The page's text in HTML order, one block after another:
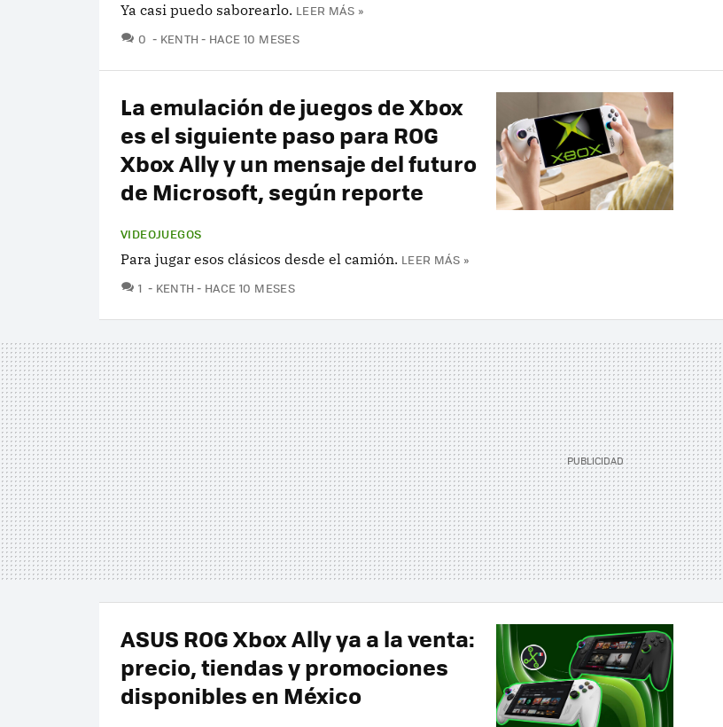
Ya casi puedo saborearlo. LEER MÁS »
0 COMENTARIOS
KENTH HACE 10 MESES
La emulación de juegos de Xbox
es el siguiente paso para ROG
Xbox Ally y un mensaje del futuro
de Microsoft, según reporte
VIDEOJUEGOS
Para jugar esos clásicos desde el camión. LEER MÁS »
1 COMENTARIOS
KENTH HACE 10 MESES
ASUS ROG Xbox Ally ya a la venta:
precio, tiendas y promociones
disponibles en México